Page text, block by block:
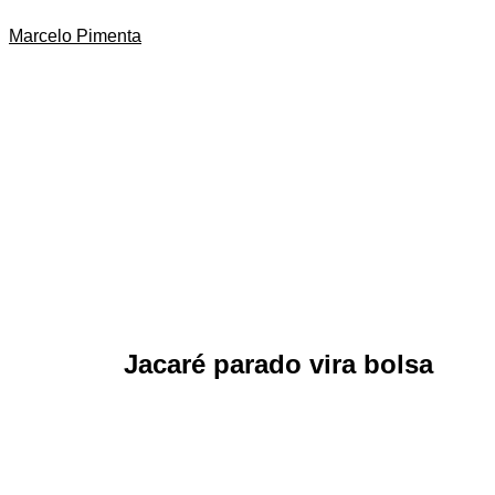
Marcelo Pimenta
Jacaré parado vira bolsa